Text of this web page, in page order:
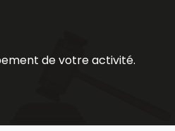
de votre activité.